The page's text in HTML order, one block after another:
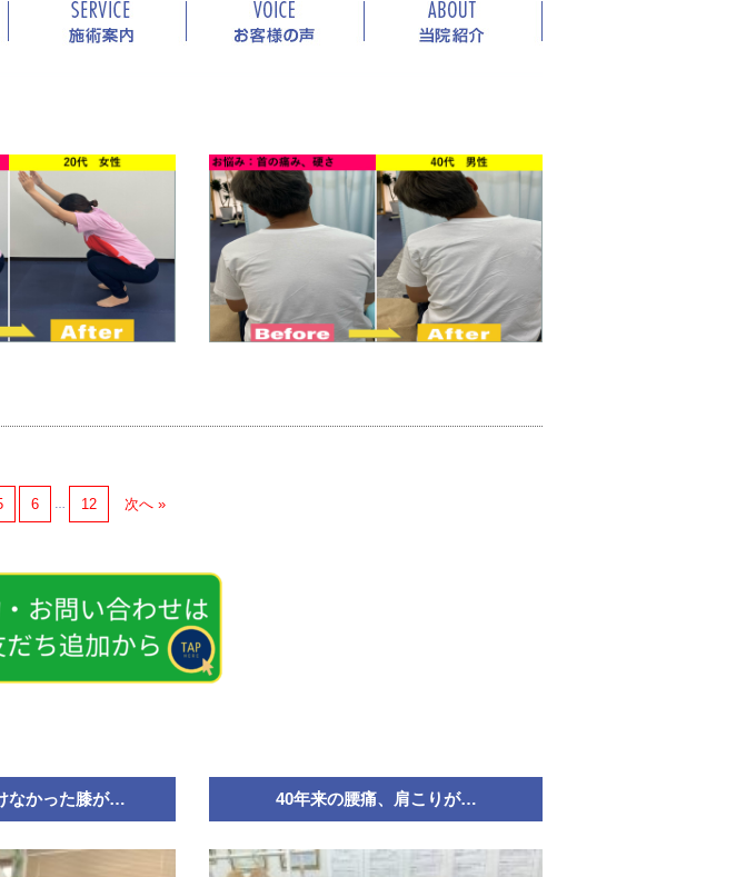
6 12 次へ »
なかった膝が… 40年来の腰痛、肩こりが…